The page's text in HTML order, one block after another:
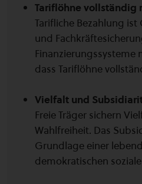
Tariflöhne vollständig
Tarifliche Bezahlung
und
Finanzierungssysteme
dass Tariflöhne
Vielfalt und
Freie Träger sichern
Wahlfreiheit. Das
Grundlage einer
demokratischen